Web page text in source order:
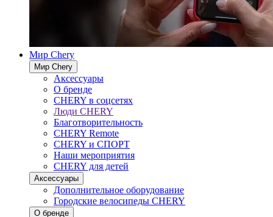
Мир Chery
Мир Chery
Аксессуары
О бренде
CHERY в соцсетях
Люди CHERY
Благотворительность
CHERY Remote
CHERY и СПОРТ
Наши мероприятия
CHERY для детей
Аксессуары
Дополнительное оборудование
Городские велосипеды CHERY
О бренде